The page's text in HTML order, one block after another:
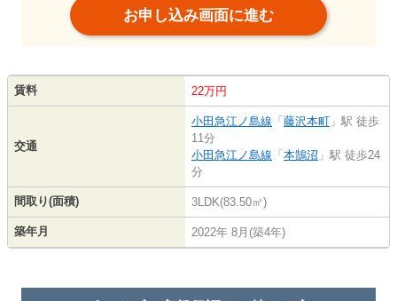
お申し込み画面に進む
賃料 22万円
交通
小田急江ノ島線 「藤沢本町 」駅 徒歩
11分
小田急江ノ島線 「本鵠沼 」駅 徒歩24
分
間取り(面積) 3LDK(83.50㎡)
築年月 2022年 8月(築4年)